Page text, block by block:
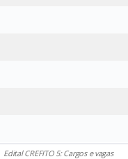
Edital CREFITO 5: Cargos e vagas